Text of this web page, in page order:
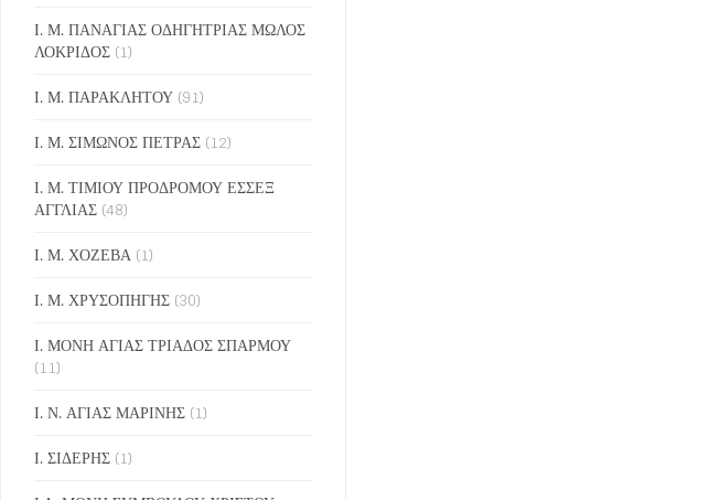
Ι. Μ. ΠΑΝΑΓΙΑΣ ΟΔΗΓΗΤΡΙΑΣ ΜΩΛΟΣ
ΛΟΚΡΙΔΟΣ (1)
Ι. Μ. ΠΑΡΑΚΛΗΤΟΥ (91)
Ι. Μ. ΣΙΜΩΝΟΣ ΠΕΤΡΑΣ (12)
Ι. Μ. ΤΙΜΙΟΥ ΠΡΟΔΡΟΜΟΥ ΕΣΣΕΞ
ΑΓΓΛΙΑΣ (48)
Ι. Μ. ΧΟΖΕΒΑ (1)
Ι. Μ. ΧΡΥΣΟΠΗΓΗΣ (30)
Ι. ΜΟΝΗ ΑΓΙΑΣ ΤΡΙΑΔΟΣ ΣΠΑΡΜΟΥ
(11)
Ι. Ν. ΑΓΙΑΣ ΜΑΡΙΝΗΣ (1)
Ι. ΣΙΔΕΡΗΣ (1)